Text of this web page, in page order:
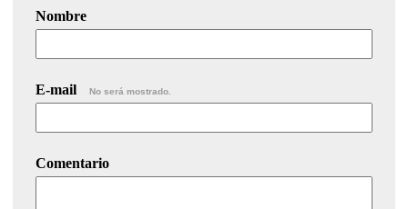
Nombre
E-mail No será mostrado.
Comentario